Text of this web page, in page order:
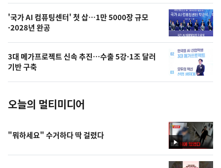
오
의
사
진
'국가 AI 컴퓨팅센터' 첫 삽…1만 5000장 규모
·2028년 완공
3대 메가프로젝트 신속 추진…수출 5강·1조 달러
기반 구축
오늘의 멀티미디어
영
상
"뭐하세요" 수거하다 딱 걸렸다